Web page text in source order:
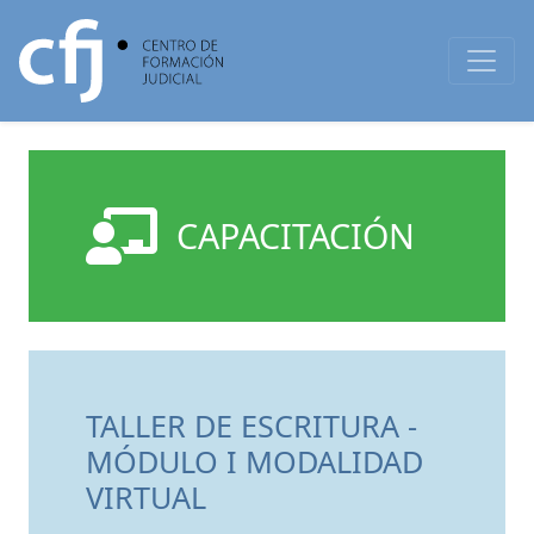
CAPACITACIÓN
TALLER DE ESCRITURA -
MÓDULO I MODALIDAD
VIRTUAL